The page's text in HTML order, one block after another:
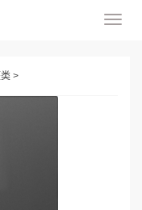
导
>